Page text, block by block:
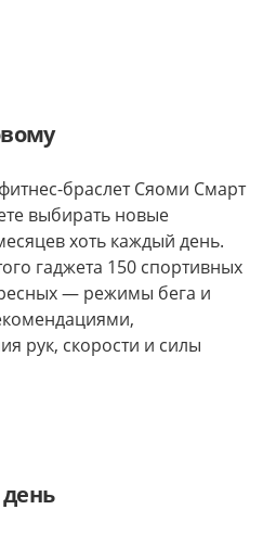
браслет Сяоми Смарт
выбирать новые
хоть каждый день.
гаджета 150 спортивных
— режимы бега и
рук, скорости и силы